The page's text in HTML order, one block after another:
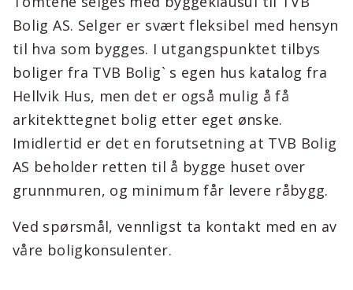
Bolig AS. Selger er svært fleksibel med hensyn
til hva som bygges. I utgangspunktet tilbys
boliger fra TVB Bolig` s egen hus katalog fra
Hellvik Hus, men det er også mulig å få
arkitekttegnet bolig etter eget ønske.
Imidlertid er det en forutsetning at TVB Bolig
AS beholder retten til å bygge huset over
grunnmuren, og minimum får levere råbygg.
Ved spørsmål, vennligst ta kontakt med en av
våre boligkonsulenter.